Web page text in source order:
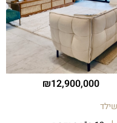
12,900,000